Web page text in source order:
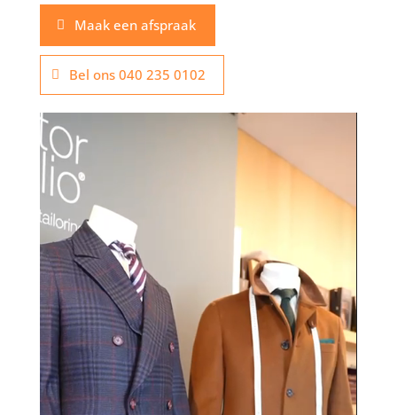
Maak een afspraak
Bel ons 040 235 0102
Videospeler